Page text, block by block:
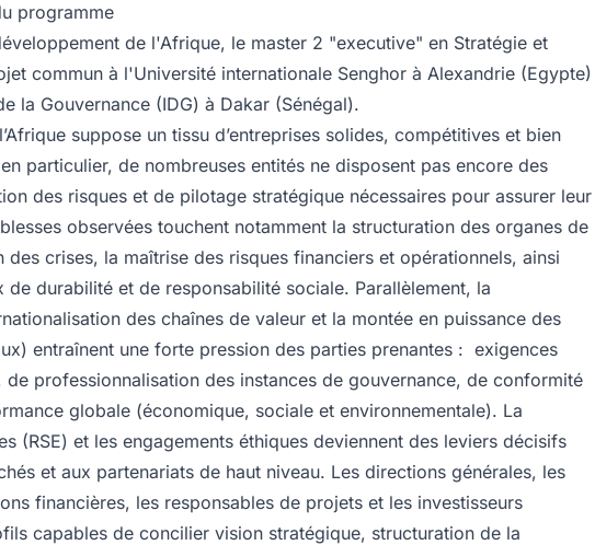
programme
de l'Afrique, le master 2 "executive" en Stratégie et
commun à l'Université internationale Senghor à Alexandrie (Egypte)
la Gouvernance (IDG) à Dakar (Sénégal).
suppose un tissu d’entreprises solides, compétitives et bien
particulier, de nombreuses entités ne disposent pas encore des
des risques et de pilotage stratégique nécessaires pour assurer leur
observées touchent notamment la structuration des organes de
crises, la maîtrise des risques financiers et opérationnels, ainsi
durabilité et de responsabilité sociale. Parallèlement, la
des chaînes de valeur et la montée en puissance des
entraînent une forte pression des parties prenantes : exigences
professionnalisation des instances de gouvernance, de conformité
globale (économique, sociale et environnementale). La
(RSE) et les engagements éthiques deviennent des leviers décisifs
et aux partenariats de haut niveau. Les directions générales, les
financières, les responsables de projets et les investisseurs
capables de concilier vision stratégique, structuration de la